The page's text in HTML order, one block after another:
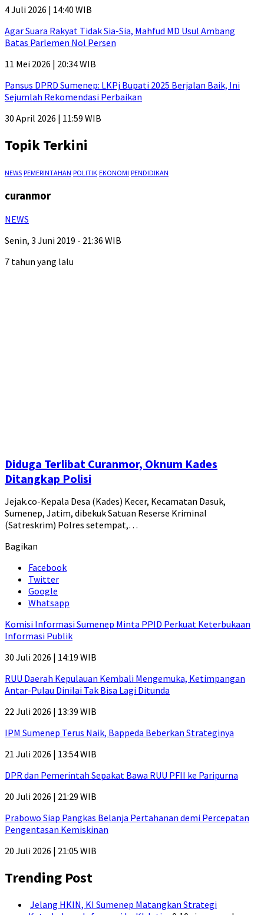
4 Juli 2026 | 14:40 WIB
Agar Suara Rakyat Tidak Sia-Sia, Mahfud MD Usul Ambang
Batas Parlemen Nol Persen
11 Mei 2026 | 20:34 WIB
Pansus DPRD Sumenep: LKPj Bupati 2025 Berjalan Baik, Ini
Sejumlah Rekomendasi Perbaikan
30 April 2026 | 11:59 WIB
Topik Terkini
NEWS PEMERINTAHAN POLITIK EKONOMI PENDIDIKAN
curanmor
NEWS
Senin, 3 Juni 2019 - 21:36 WIB
7 tahun yang lalu
Diduga Terlibat Curanmor, Oknum Kades
Ditangkap Polisi
Jejak.co-Kepala Desa (Kades) Kecer, Kecamatan Dasuk,
Sumenep, Jatim, dibekuk Satuan Reserse Kriminal
(Satreskrim) Polres setempat,…
Bagikan
Facebook
Twitter
Google
Whatsapp
Komisi Informasi Sumenep Minta PPID Perkuat Keterbukaan
Informasi Publik
30 Juli 2026 | 14:19 WIB
RUU Daerah Kepulauan Kembali Mengemuka, Ketimpangan
Antar-Pulau Dinilai Tak Bisa Lagi Ditunda
22 Juli 2026 | 13:39 WIB
IPM Sumenep Terus Naik, Bappeda Beberkan Strateginya
21 Juli 2026 | 13:54 WIB
DPR dan Pemerintah Sepakat Bawa RUU PFII ke Paripurna
20 Juli 2026 | 21:29 WIB
Prabowo Siap Pangkas Belanja Pertahanan demi Percepatan
Pengentasan Kemiskinan
20 Juli 2026 | 21:05 WIB
Trending Post
Jelang HKIN, KI Sumenep Matangkan Strategi